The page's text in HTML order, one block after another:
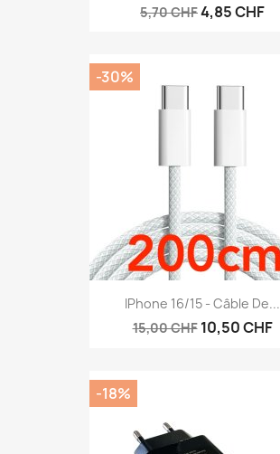
5,70 CHF4,85 CHF
IPhone 16/15 - Câble De...
15,00 CHF 10,50 CHF
-30%
-18%